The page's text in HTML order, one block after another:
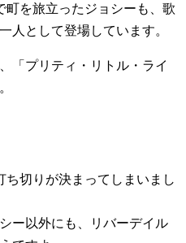
町を旅立ったジョシーも、歌
人として登場しています。
「プリティ・リトル・ライ
切りが決まってしまいまし
ー以外にも、リバーデイル